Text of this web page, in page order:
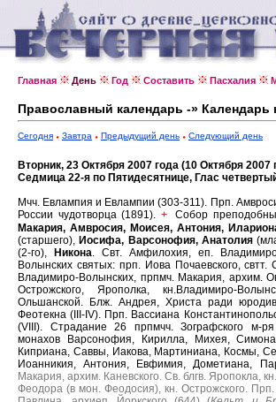
Главная День Год Составить Пасхалия
Православный календарь -» Календарь
Сегодня Завтра Предыдущий день Следующий день
Вторник, 23 Октября 2007 года (10 Октября 2007
Седмица 22-я по Пятидесятнице, Глас
Мчч. Евлампия и Евлампии (303-311). Прп.
России чудотворца (1891). + Собор
Макария, Амвросия, Моисея, Антония,
(старшего), Иосифа, Варсонофия, Анатолия
(2-го),
Никона. Свт. Амфилохия, еп.
Волынских святых: прп. Иова Почаевского,
Владимиро-Волынских, прпмч. Макария, архим.
Острожского, Ярополка, кн.Владимиро-
Ольшанской.
Блж. Андрея, Христа ради
Феотекна (III-IV). Прп. Вассиана
(VIII). Страдание 26 прпмчч. Зографского м-
монахов Варсонофия, Кирилла, Михея,
Киприана, Саввы, Иакова, Мартиниана, Космы,
Иоанникия, Антония, Евфимия, Дометиана,
Макария, архим. Каневского. Св. блгв. Яропокла,
Феодора (в мон. Феодосия), кн. Острожского.